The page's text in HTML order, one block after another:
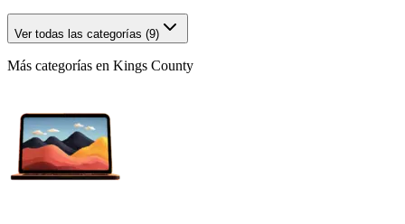
Ver todas las categorías (9)
Más categorías en Kings County